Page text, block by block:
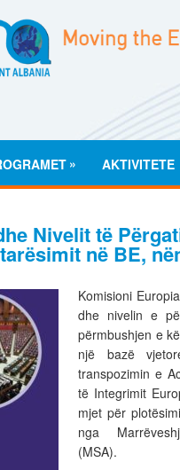
» AKTIVITETE
Nivelit të
në BE,
Komisioni
dhe nivelin e
përmbushjen e
një bazë
transpozimin e
të Integrimit
mjet për
nga
(MSA).